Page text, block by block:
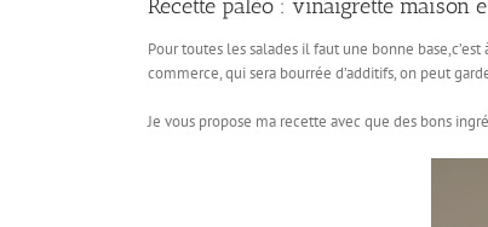
Recette paléo : vinaigrette maison
Pour toutes les salades il faut une bonne
commerce, qui sera bourrée d’additifs, on peut
Je vous propose ma recette avec que des bons